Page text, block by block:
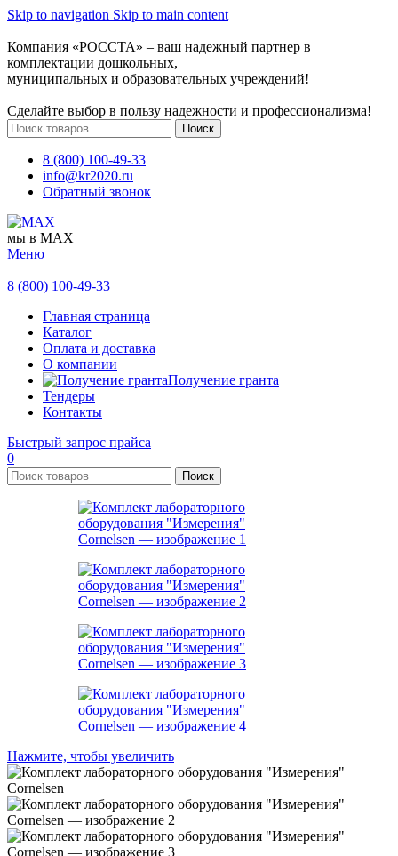
Skip to navigation Skip to main content
Компания «РОССТА» – ваш надежный партнер в
комплектации дошкольных,
муниципальных и образовательных учреждений!
Сделайте выбор в пользу надежности и профессионализма!
Поиск
8 (800) 100-49-33
info@kr2020.ru
Обратный звонок
мы в MAX
Меню
8 (800) 100-49-33
Главная страница
Каталог
Оплата и доставка
О компании
Получение гранта
Тендеры
Контакты
Быстрый запрос прайса
0
Поиск
Нажмите, чтобы увеличить